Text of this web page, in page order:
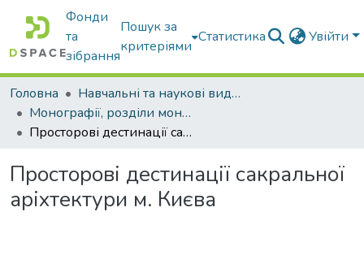
Фонди
та
зібрання
Пошук за
критеріями
Статистика Увійти
Головна
Навчальні та наукові видання
Монографії, розділи монографій, доповіді
Просторові дестинації сакральної аріхтектури м. Києва
Просторові дестинації сакральної
аріхтектури м. Києва